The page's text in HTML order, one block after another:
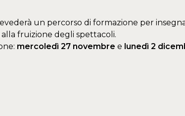
un percorso di formazione per
fruizione degli spettacoli.
mercoledì 27 novembre e lunedì 2